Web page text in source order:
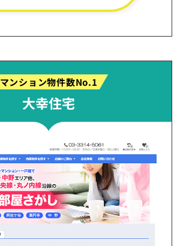
マンション物件数No.1
大幸住宅